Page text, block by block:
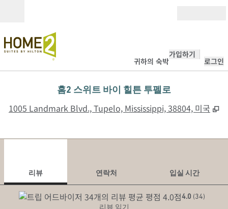
귀하의 숙박
가입하기
로그인
홈2 스위트 바이 힐튼 투펠로
1005 Landmark Blvd., Tupelo, Mississippi, 38804, 미국 ,
리뷰 연락처
입실 시간
4.0 (34)
리뷰 읽기